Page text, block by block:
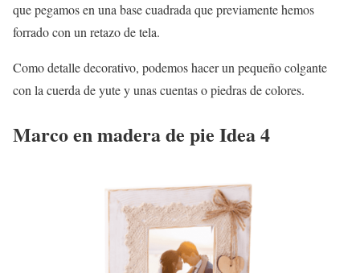
que pegamos en una base cuadrada que previamente hemos
forrado con un retazo de tela.
Como detalle decorativo, podemos hacer un pequeño colgante
con la cuerda de yute y unas cuentas o piedras de colores.
Marco en madera de pie Idea 4